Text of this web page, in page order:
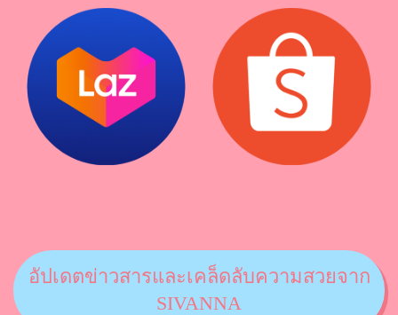
อัปเดตข่าวสารและเคล็ดลับความสวยจาก
SIVANNA